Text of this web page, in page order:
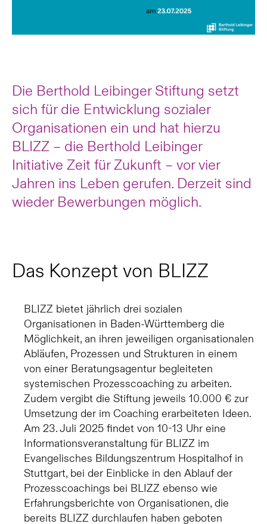
Die Berthold Leibinger Stiftung setzt
sich für die Entwicklung sozialer
Organisationen ein und hat hierzu
BLIZZ – die Berthold Leibinger
Initiative Zeit für Zukunft – vor vier
Jahren ins Leben gerufen. Derzeit sind
wieder Bewerbungen möglich.
Das Konzept von BLIZZ
BLIZZ bietet jährlich drei sozialen
Organisationen in Baden-Württemberg die
Möglichkeit, an ihren jeweiligen organisationalen
Abläufen, Prozessen und Strukturen in einem
von einer Beratungsagentur begleiteten
systemischen Prozesscoaching zu arbeiten.
Zudem vergibt die Stiftung jeweils 10.000 € zur
Umsetzung der im Coaching erarbeiteten Ideen.
Am 23. Juli 2025 findet von 10-13 Uhr eine
Informationsveranstaltung für BLIZZ im
Evangelisches Bildungszentrum Hospitalhof in
Stuttgart, bei der Einblicke in den Ablauf der
Prozesscoachings bei BLIZZ ebenso wie
Erfahrungsberichte von Organisationen, die
bereits BLIZZ durchlaufen haben geboten